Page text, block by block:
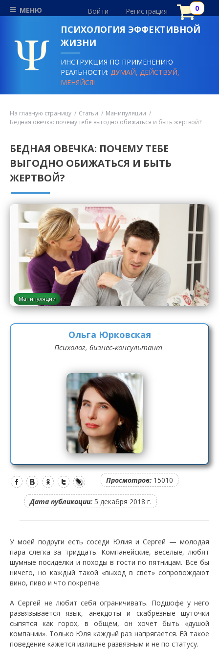
МЕНЮ Войти Регистрация
ПСИХОЛОГИЯ ЭФФЕКТИВНОЙ
ЖИЗНИ
ИНСТРУКЦИЯ ПО ПРИМЕНЕНИЮ
РЕАЛЬНОСТИ:ДУМАЙ, ДЕЙСТВУЙ,
МЕНЯЙСЯ!
На главную страницу Статьи
Манипуляции
Бедная овечка: почему тебе выгодно обижаться и быть жертвой?
БЕДНАЯ ОВЕЧКА: ПОЧЕМУ ТЕБЕ
ВЫГОДНО ОБИЖАТЬСЯ И БЫТЬ
ЖЕРТВОЙ?
Манипуляции
Ольга Юрковская
Психолог, бизнес-консультант
Просмотров: 15010
Дата публикации: 5 декабря 2018 г.
У моей подруги есть соседи Юлия и Сергей — молодая
пара слегка за тридцать. Компанейские, веселые, любят
шумные посиделки и походы в гости по пятницам. Все бы
ничего, но каждый такой «выход в свет» сопровождают
вино, пиво и что покрепче.
А Сергей не любит себя ограничивать. Подшофе у него
развязывается язык, анекдоты и скабрезные шуточки
сыпятся как горох, в общем, он хочет быть «душой
компании». Только Юля каждый раз напрягается. Ей такое
поведение кажется излишне развязным и не по статусу.